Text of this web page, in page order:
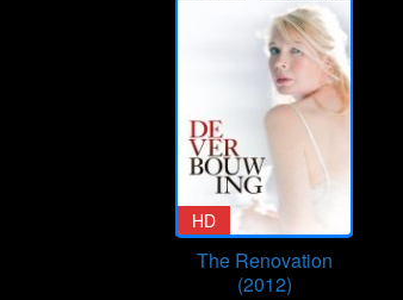
HD
The Renovation
(2012)